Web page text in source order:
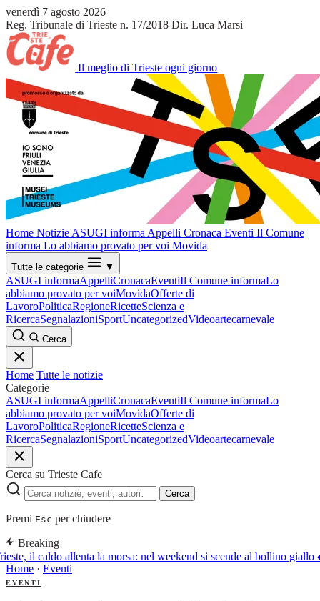
venerdì 7 agosto 2026
Reg. Tribunale di Trieste n. 17/2018 Dir. Luca Marsi
Il meglio di Trieste ogni giorno
Home Notizie ASUGI informa Appelli Cronaca Eventi Il Comune
informa Lo abbiamo provato per voi Movida
Tutte le categorie ▼
ASUGI informaAppelliCronacaEventiIl Comune informaLo
abbiamo provato per voiMovidaOfferte di
LavoroPoliticaRegioneRicetteScienza e
RicercaSegnalazioniSportUncategorizedVideoartecarnevale
Cerca
Home Tutte le notizie
Categorie
ASUGI informaAppelliCronacaEventiIl Comune informaLo
abbiamo provato per voiMovidaOfferte di
LavoroPoliticaRegioneRicetteScienza e
RicercaSegnalazioniSportUncategorizedVideoartecarnevale
Cerca su Trieste Cafe
Cerca
Premi Esc per chiudere
Breaking
il caldo allenta la morsa: nel weekend si scende al bollino giallo
Home · Eventi
EVENTI